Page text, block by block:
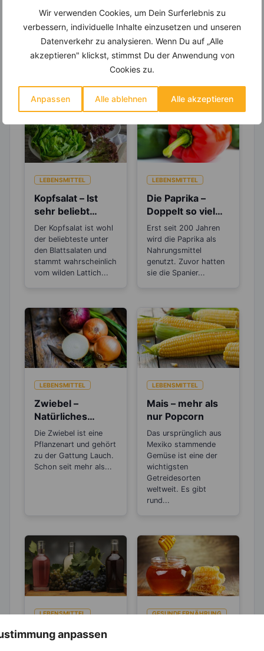
Wir verwenden Cookies, um Dein Surferlebnis zu
verbessern, individuelle Inhalte einzusetzen und unseren
Datenverkehr zu analysieren. Wenn Du auf „Alle
akzeptieren" klickst, stimmst Du der Anwendung von
Cookies zu.
Anpassen Alle ablehnen Alle akzeptieren
anpassen
Erfahre mehr über die Zutaten
dieses Rezepts
LEBENSMITTEL
Kopfsalat – Ist
sehr beliebt
wegen seiner
beruhigenden
Wirkung
Der Kopfsalat ist wohl
der beliebteste unter
den Blattsalaten und
stammt wahrscheinlich
vom wilden Lattich...
LEBENSMITTEL
Die Paprika –
Doppelt so viel
Vitamin C, wie die
Zitrone
Erst seit 200 Jahren
wird die Paprika als
Nahrungsmittel
genutzt. Zuvor hatten
sie die Spanier...
LEBENSMITTEL
Zwiebel –
Natürliches
Antibiotikum und
„Wunder“-
Heilmittel
Die Zwiebel ist eine
Pflanzenart und gehört
zu der Gattung Lauch.
Schon seit mehr als...
LEBENSMITTEL
Mais – mehr als
nur Popcorn
Das ursprünglich aus
Mexiko stammende
Gemüse ist eine der
wichtigsten
Getreidesorten
weltweit. Es gibt
rund...
LEBENSMITTEL
Rot- und
Weißweinessig –
GESUNDE ERNÄHRUNG